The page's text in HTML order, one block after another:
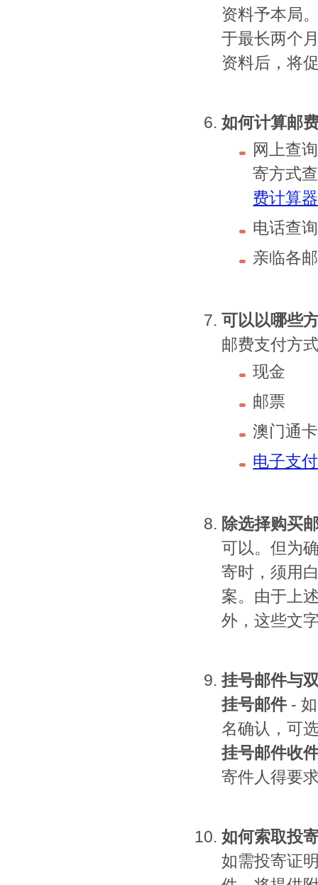
资料予本局
于最长两个
资料后，将
如何计算邮
网上查
寄方式
费计算器
电话查
亲临各
可以以哪些
邮费支付方
现金
邮票
澳门通
电子支付
除选择购买
可以。但为
寄时，须用
案。由于上
外，这些文
挂号邮件与
挂号邮件- 如
名确认，可
挂号邮件收
寄件人得要
如何索取投
如需投寄证